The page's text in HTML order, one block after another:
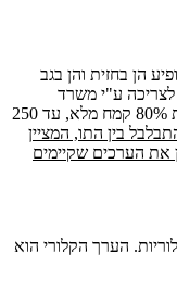
הן בחזית והן בגב
לצריכה ע"י משרד
הבריאות. התו ניתן ללחמים אשר מכילים לפחות 80% קמח מלא, עד 250
בין התו, המציין
את הערכים שקיימים
הערך הקלורי הוא